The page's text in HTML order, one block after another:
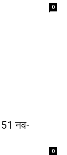
0
नव-
0